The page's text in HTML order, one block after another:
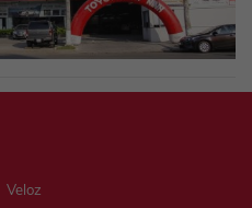
Veloz